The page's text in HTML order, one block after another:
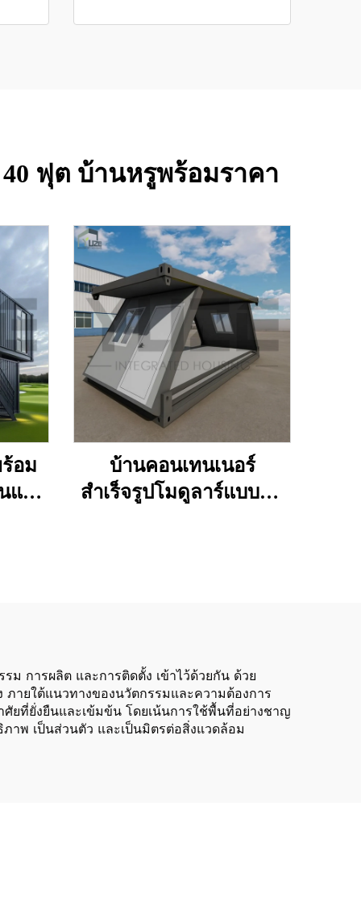
ฟุต บ้านหรูพร้อมราคา
อม
แบบ
บ้านคอนเทนเนอร์
สำเร็จรูปโมดูลาร์แบบพับ
ม การผลิต และการติดตั้ง เข้าไว้ด้วยกัน ด้วย
ายใต้แนวทางของนวัตกรรมและความต้องการ
ยที่ยั่งยืนและเข้มข้น โดยเน้นการใช้พื้นที่อย่างชาญ
าพ เป็นส่วนตัว และเป็นมิตรต่อสิ่งแวดล้อม